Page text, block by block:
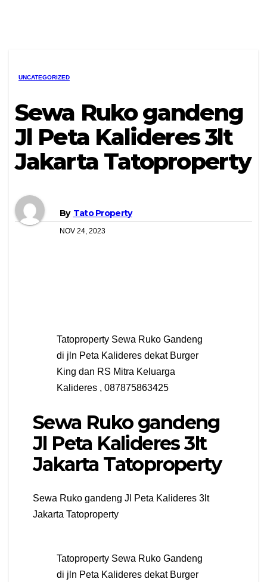
UNCATEGORIZED
Sewa Ruko gandeng
Jl Peta Kalideres 3lt
Jakarta Tatoproperty
By Tato Property
NOV 24, 2023
Tatoproperty Sewa Ruko Gandeng
di jln Peta Kalideres dekat Burger
King dan RS Mitra Keluarga
Kalideres , 087875863425
Sewa Ruko gandeng
Jl Peta Kalideres 3lt
Jakarta Tatoproperty
Sewa Ruko gandeng Jl Peta Kalideres 3lt
Jakarta Tatoproperty
Tatoproperty Sewa Ruko Gandeng
di jln Peta Kalideres dekat Burger